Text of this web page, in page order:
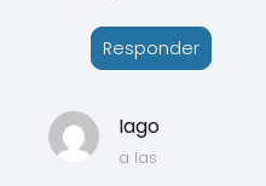
Responder
Iago
a las